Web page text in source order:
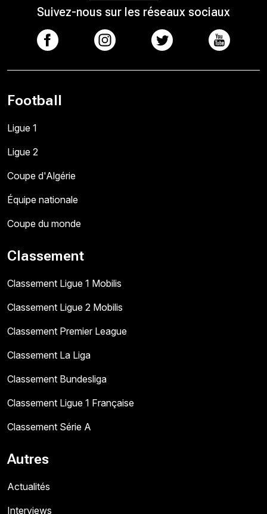
Suivez-nous sur les réseaux sociaux
Football
Ligue 1
Ligue 2
Coupe d'Algérie
Équipe nationale
Coupe du monde
Classement
Classement Ligue 1 Mobilis
Classement Ligue 2 Mobilis
Classement Premier League
Classement La Liga
Classement Bundesliga
Classement Ligue 1 Française
Classement Série A
Autres
Actualités
Interviews